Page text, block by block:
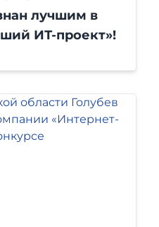
лучшим в
ИТ-проект»!